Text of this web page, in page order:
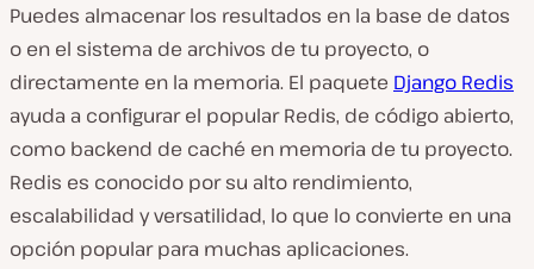
Puedes almacenar los resultados en la base de datos
o en el sistema de archivos de tu proyecto, o
directamente en la memoria. El paquete Django Redis
ayuda a configurar el popular Redis, de código abierto,
como backend de caché en memoria de tu proyecto.
Redis es conocido por su alto rendimiento,
escalabilidad y versatilidad, lo que lo convierte en una
opción popular para muchas aplicaciones.